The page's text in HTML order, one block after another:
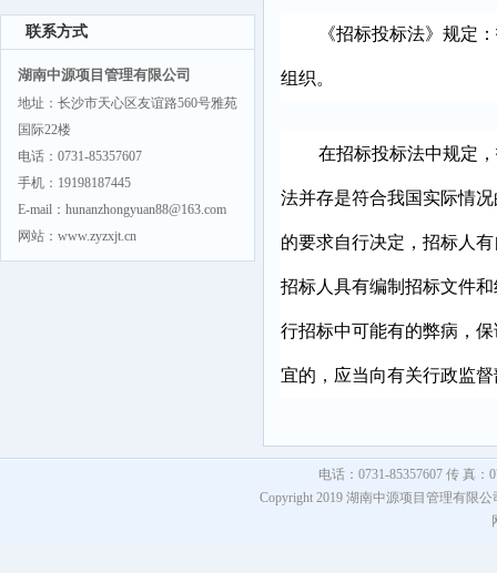
联系方式
湖南中源项目管理有限公司
地址：长沙市天心区友谊路560号雅苑
国际22楼
电话：0731-85357607
手机：19198187445
E-mail：hunanzhongyuan88@163.com
网站：www.zyzxjt.cn
《招标投标法》规定
组织。
在招标投标法中规定
法并存是符合我国实际情
的要求自行决定，招标人
招标人具有编制招标文件
行招标中可能有的弊病，
宜的，应当向有关行政监
电话：0731-85357607 传 真：
Copyright 2019 湖南中源项目管理有限